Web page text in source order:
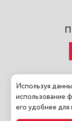
2026
Используя
использование
его удобнее для